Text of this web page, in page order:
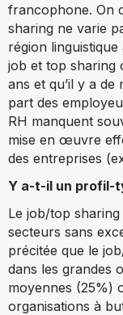
francophone. On
sharing ne varie
région linguistique
job et top sharing
ans et qu’il y a
part des
RH manquent
mise en œuvre
des entreprises
Y a-t-il un profil-
Le job/top
secteurs sans
précitée que le
dans les grandes
moyennes (25%)
organisations à